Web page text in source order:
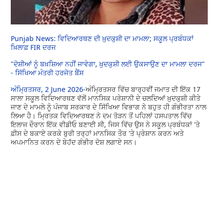
Punjab News: ਵਿਦਿਆਰਥਣ ਦੀ ਖ਼ੁਦਕੁਸ਼ੀ ਦਾ ਮਾਮਲਾ; ਸਕੂਲ ਪ੍ਰਬੰਧਕਾਂ
ਖ਼ਿਲਾਫ਼ FIR ਦਰਜ
"ਦੋਸ਼ੀਆਂ ਨੂੰ ਬਖ਼ਸ਼ਿਆ ਨਹੀਂ ਜਾਵੇਗਾ, ਖ਼ੁਦਕੁਸ਼ੀ ਲਈ ਉਕਸਾਉਣ ਦਾ ਮਾਮਲਾ ਦਰਜ"
- ਸਿੱਖਿਆ ਮੰਤਰੀ ਹਰਜੋਤ ਬੈਂਸ
ਅੰਮ੍ਰਿਤਸਰ, 2 June 2026-ਅੰਮ੍ਰਿਤਸਰ ਵਿੱਚ ਬਾਰ੍ਹਵੀਂ ਜਮਾਤ ਦੀ ਇੱਕ 17
ਸਾਲਾ ਸਕੂਲ ਵਿਦਿਆਰਥਣ ਵੱਲੋਂ ਮਾਨਸਿਕ ਪਰੇਸ਼ਾਨੀ ਦੇ ਚਲਦਿਆਂ ਖ਼ੁਦਕੁਸ਼ੀ ਕੀਤੇ
ਜਾਣ ਦੇ ਮਾਮਲੇ ਨੂੰ ਪੰਜਾਬ ਸਰਕਾਰ ਦੇ ਸਿੱਖਿਆ ਵਿਭਾਗ ਨੇ ਬਹੁਤ ਹੀ ਗੰਭੀਰਤਾ ਨਾਲ
ਲਿਆ ਹੈ। ਮ੍ਰਿਤਕ ਵਿਦਿਆਰਥਣ ਨੇ ਦਮ ਤੋੜਨ ਤੋਂ ਪਹਿਲਾਂ ਹਸਪਤਾਲ ਵਿੱਚ
ਇਲਾਜ ਦੌਰਾਨ ਇੱਕ ਵੀਡੀਓ ਬਣਾਈ ਸੀ, ਜਿਸ ਵਿੱਚ ਉਸ ਨੇ ਸਕੂਲ ਪ੍ਰਬੰਧਕਾਂ 'ਤੇ
ਫ਼ੀਸ ਦੇ ਬਕਾਏ ਕਰਕੇ ਬੁਰੀ ਤਰ੍ਹਾਂ ਮਾਨਸਿਕ ਤੌਰ 'ਤੇ ਪ੍ਰੇਸ਼ਾਨ ਕਰਨ ਅਤੇ
ਅਪਮਾਨਿਤ ਕਰਨ ਦੇ ਬੇਹੱਦ ਗੰਭੀਰ ਦੋਸ਼ ਲਗਾਏ ਸਨ।